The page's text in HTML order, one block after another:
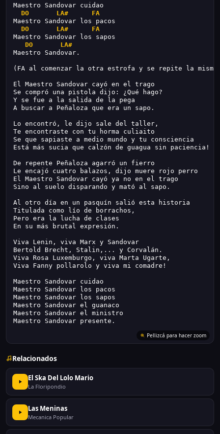
Maestro Sandovar cuidao
DO
LA#
FA
Maestro Sandovar los pacos
DO
LA#
FA
Maestro Sandovar los sapos
DO
LA#
Maestro Sandovar.
(FA al comenzar la otra estrofa y se repite la
El Maestro Sandovar cayó en el trago
Se compró una pistola dijo: ¿Qué hago?
Y se fue a la salida de la pega
A buscar a Peñaloza que era un sapo.
Lo encontró, le dijo sale del taller,
Te encontraste con tu horma culiaito
Se que sapiaste a medio mundo y tu consciencia
Está más sucia que calzón de guagua sin paciencia!
De repente Peñaloza agarró un fierro
Le encajó cuatro balazos, dijo muere rojo perro
El Maestro Sandovar cayó ya no en el trago
Sino al suelo disparando y mató al sapo.
Al otro día en un pasquín salió esta historia
Titulada como lío de borrachos,
Pero era la lucha de clases
En su más brutal expresión.
Viva Lenin, viva Marx y Sandovar
Bertold Brecht, Stalin,... y Corvalán.
Viva Rosa Luxemburgo, viva Marta Ugarte,
Viva Fanny pollarolo y viva mi comadre!
Maestro Sandovar cuidao
Maestro Sandovar los pacos
Maestro Sandovar los sapos
Maestro Sandovar el guanaco
Maestro Sandovar el ministro
Maestro Sandovar presente.
Pellizcá para hacer zoom
Relacionados
El Ska Del Lolo Mario
La Floripondio
Las Meninas
Mecanica Popular